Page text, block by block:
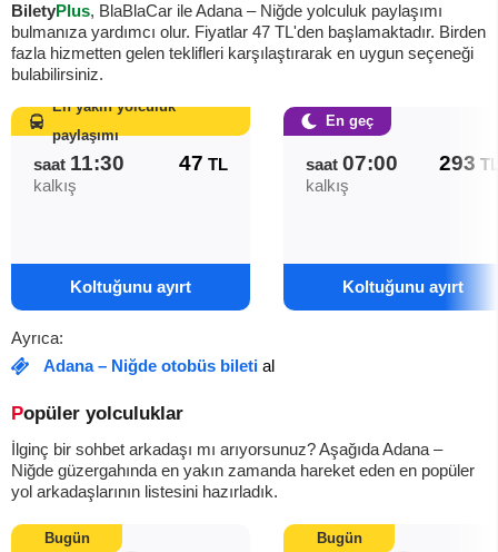
BiletyPlus, BlaBlaCar ile Adana – Niğde yolculuk paylaşımı
bulmanıza yardımcı olur. Fiyatlar 47 TL'den başlamaktadır. Birden
fazla hizmetten gelen teklifleri karşılaştırarak en uygun seçeneği
bulabilirsiniz.
saat 11:30 47 TL
kalkış
Koltuğunu ayırt
En yakın yolculuk
paylaşımı
saat 07:00 293
kalkış
Koltuğunu ayırt
En geç
Ayrıca:
Adana – Niğde otobüs bileti al
Popüler yolculuklar
İlginç bir sohbet arkadaşı mı arıyorsunuz? Aşağıda Adana –
Niğde güzergahında en yakın zamanda hareket eden en popüler
yol arkadaşlarının listesini hazırladık.
Bugün Bugün